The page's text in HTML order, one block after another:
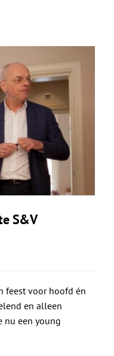
S&V
feest voor hoofd én
en alleen
nu een young